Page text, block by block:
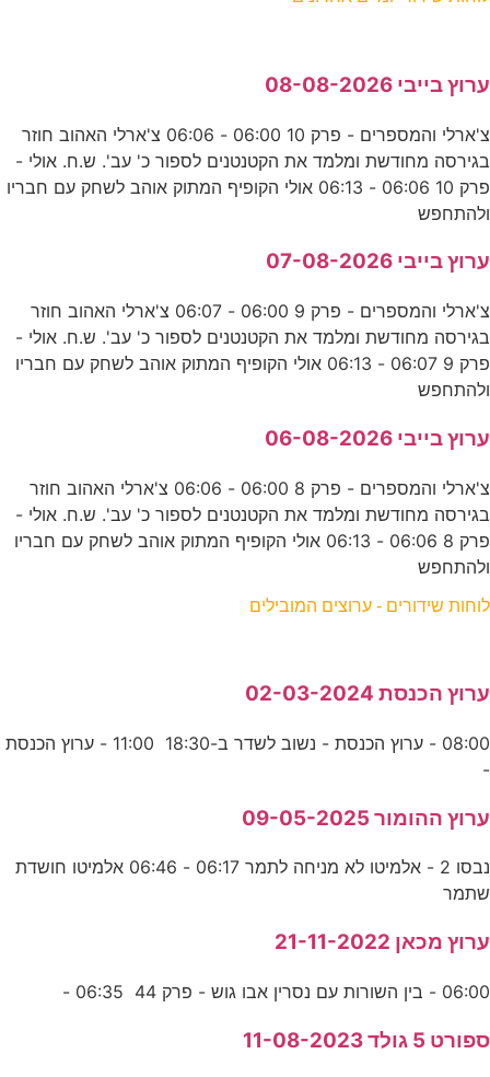
ערוץ בייבי 08-08-2026
צ'ארלי והמספרים - פרק 10 06:00 - 06:06 צ'ארלי האהוב חוזר
בגירסה מחודשת ומלמד את הקטנטנים לספור כ' עב'. ש.ח. אולי -
פרק 10 06:06 - 06:13 אולי הקופיף המתוק אוהב לשחק עם חבריו
ולהתחפש
ערוץ בייבי 07-08-2026
צ'ארלי והמספרים - פרק 9 06:00 - 06:07 צ'ארלי האהוב חוזר
בגירסה מחודשת ומלמד את הקטנטנים לספור כ' עב'. ש.ח. אולי -
פרק 9 06:07 - 06:13 אולי הקופיף המתוק אוהב לשחק עם חבריו
ולהתחפש
ערוץ בייבי 06-08-2026
צ'ארלי והמספרים - פרק 8 06:00 - 06:06 צ'ארלי האהוב חוזר
בגירסה מחודשת ומלמד את הקטנטנים לספור כ' עב'. ש.ח. אולי -
פרק 8 06:06 - 06:13 אולי הקופיף המתוק אוהב לשחק עם חבריו
ולהתחפש
לוחות שידורים - ערוצים המובילים
ערוץ הכנסת 02-03-2024
08:00 - ערוץ הכנסת - נשוב לשדר ב-18:30 11:00 - ערוץ הכנסת
-
ערוץ ההומור 09-05-2025
נבסו 2 - אלמיטו לא מניחה לתמר 06:17 - 06:46 אלמיטו חושדת
שתמר
ערוץ מכאן 21-11-2022
06:00 - בין השורות עם נסרין אבו גוש - פרק 44 06:35 -
ספורט 5 גולד 11-08-2023